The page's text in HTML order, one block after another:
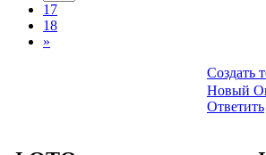
17
18
»
Создать
Новый
Ответить